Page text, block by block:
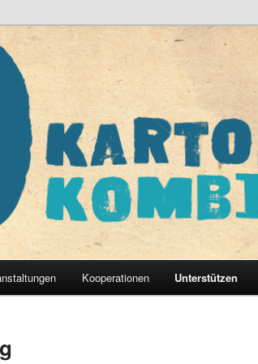
– der Verein e.V.
Kooperationen Unterstützen